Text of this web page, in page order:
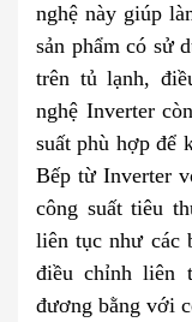
nghệ này giúp
sản phẩm có sử
trên tủ lạnh,
nghệ Inverter
suất phù hợp để
Bếp từ Inverter
công suất tiêu
liên tục như các
điều chỉnh liên
đương bằng với